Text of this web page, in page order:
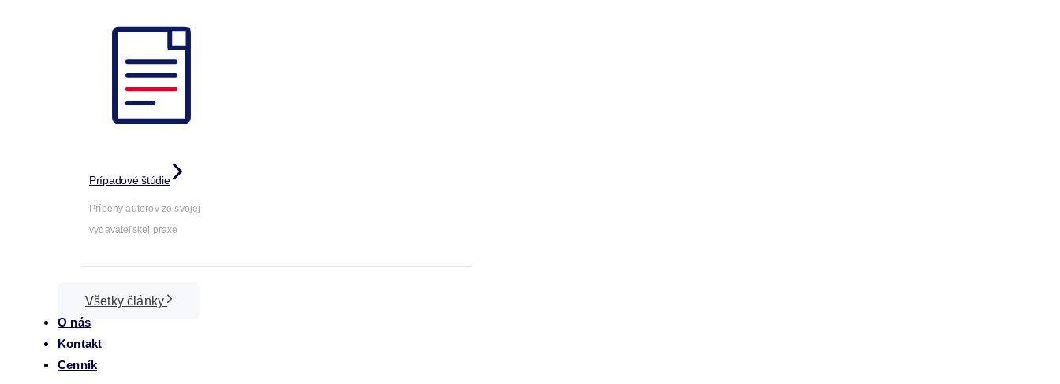
Prípadové štúdie
Príbehy autorov zo svojej
vydavateľskej praxe
Všetky články
O nás
Kontakt
Cenník